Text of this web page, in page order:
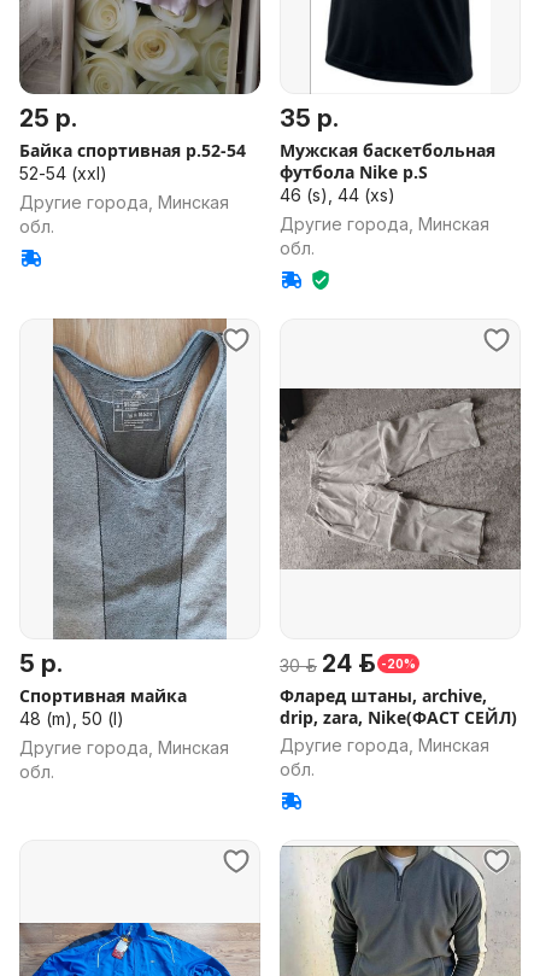
25 р.
Байка спортивная р.52-54
52-54 (xxl)
Другие города, Минская
обл.
35 р.
Мужская баскетбольная
футбола Nike р.S
46 (s), 44 (xs)
Другие города, Минская
обл.
5 р.
Спортивная майка
48 (m), 50 (l)
Другие города, Минская
обл.
30 р. 24 р. -20%
Фларед штаны, archive,
drip, zara, Nike(ФАСТ СЕЙЛ)
Другие города, Минская
обл.